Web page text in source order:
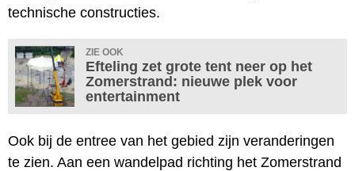
technische constructies.
ZIE OOK
Efteling zet grote tent neer op het
Zomerstrand: nieuwe plek voor
entertainment
Ook bij de entree van het gebied zijn veranderingen
te zien. Aan een wandelpad richting het Zomerstrand